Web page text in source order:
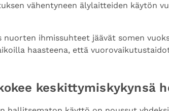
vähentyneen älylaitteiden käytön
ihmissuhteet jäävät somen
haasteena, että
keskittymiskykynsä